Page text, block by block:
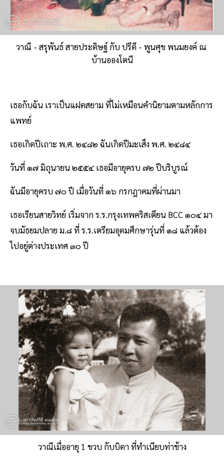
วาณี - สรุพันธ์ สายประดิษฐ์ กับ ปรีดี - พูนศุข พนมยงค์ ณ
บ้านอองโตนี
เธอกับฉัน เราเป็นแฝดสยาม ที่ไม่เหมือนคำนิยามตามหลักการ
แพทย์
เธอเกิดปีเถาะ พ.ศ. ๒๔๘๒ ฉันเกิดปีมะเส็ง พ.ศ. ๒๔๘๔
วันที่ ๑๗ มิถุนายน ๒๕๕๔ เธอมีอายุครบ ๗๒ ปีบริบูรณ์
ฉันมีอายุครบ ๗๐ ปี เมื่อวันที่ ๑๖ กรกฎาคมที่ผ่านมา
เธอเรียนสายวิทย์ เริ่มจาก ร.ร.กรุงเทพคริสเตียน BCC ๑๐๔ มา
จบมัธยมปลาย ม.๘ ที่ ร.ร.เตรียมอุดมศึกษารุ่นที่ ๑๘ แล้วต้อง
ไปอยู่ต่างประเทศ ๓๐ ปี
วาณีเมื่ออายุ 1 ขวบ กับบิดา ที่ทำเนียบท่าช้าง